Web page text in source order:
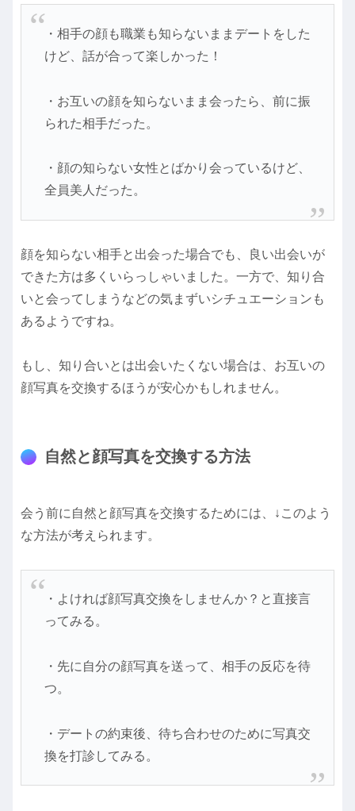
・相手の顔も職業も知らないままデートをした
けど、話が合って楽しかった！
・お互いの顔を知らないまま会ったら、前に振
られた相手だった。
・顔の知らない女性とばかり会っているけど、
全員美人だった。
顔を知らない相手と出会った場合でも、良い出会いが
できた方は多くいらっしゃいました。一方で、知り合
いと会ってしまうなどの気まずいシチュエーションも
あるようですね。
もし、知り合いとは出会いたくない場合は、お互いの
顔写真を交換するほうが安心かもしれません。
自然と顔写真を交換する方法
会う前に自然と顔写真を交換するためには、↓このよう
な方法が考えられます。
・よければ顔写真交換をしませんか？と直接言
ってみる。
・先に自分の顔写真を送って、相手の反応を待
つ。
・デートの約束後、待ち合わせのために写真交
換を打診してみる。